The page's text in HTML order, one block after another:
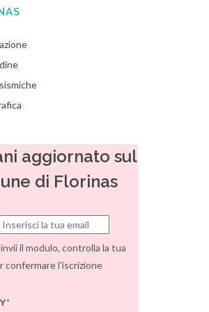
aggiornato sul
di Florinas
il modulo, controlla la tua
confermare l'iscrizione